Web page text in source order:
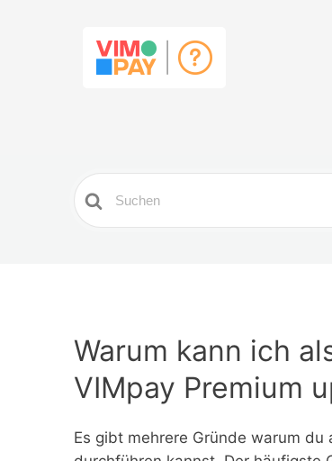
Search
For
Warum kann ich
VIMpay Premium
Es gibt mehrere Gründe warum du